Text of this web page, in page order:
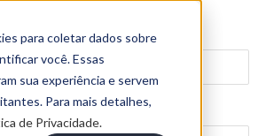
para coletar dados sobre
você. Essas
sua experiência e servem
Para mais detalhes,
de Privacidade.